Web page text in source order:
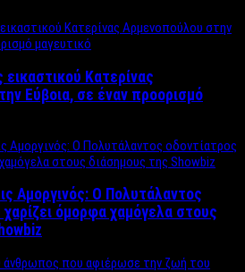
Κατερίνας
Εύβοια, σε έναν προορισμό
Αμοργινός: O Πολυτάλαντος
όμορφα χαμόγελα στους